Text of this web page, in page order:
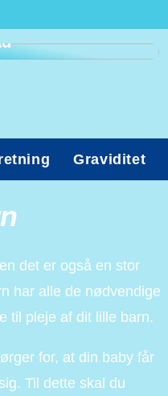
Det er tid til
Graviditet
det er også en stor
har alle de nødvendige
til pleje af dit lille barn.
for, at din baby får
Til dette skal du